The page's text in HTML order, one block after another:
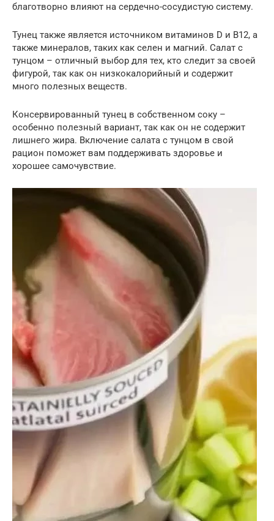
благотворно влияют на сердечно-сосудистую систему.
Тунец также является источником витаминов D и B12, а
также минералов, таких как селен и магний. Салат с
тунцом – отличный выбор для тех, кто следит за своей
фигурой, так как он низкокалорийный и содержит
много полезных веществ.
Консервированный тунец в собственном соку –
особенно полезный вариант, так как он не содержит
лишнего жира. Включение салата с тунцом в свой
рацион поможет вам поддерживать здоровье и
хорошее самочувствие.